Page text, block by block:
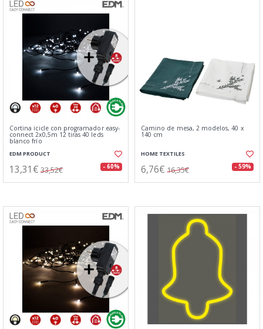
Cortina icicle con programador easy-
connect 2x0,5m 12 tiras 40 leds
blanco frío
EDM PRODUCT
13,31€ 33,52€ - 60%
Camino de mesa, 2 modelos, 40 x
140 cm
HOME TEXTILES
6,76€ 16,35€ - 59%